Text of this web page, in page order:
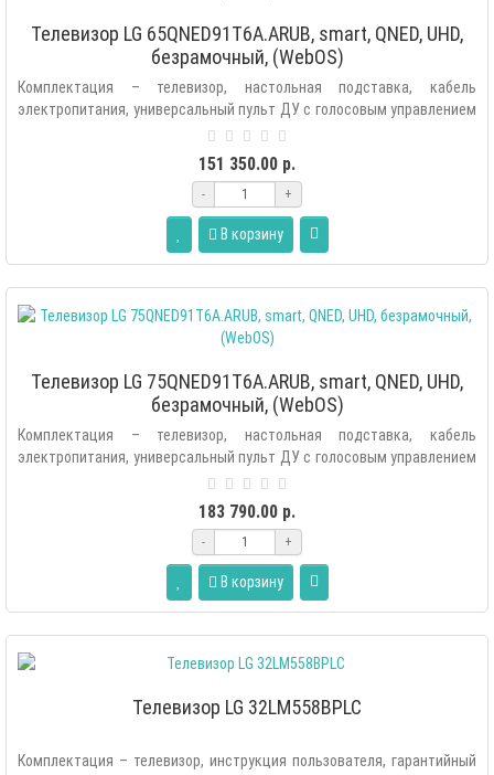
Телевизор LG 65QNED91T6A.ARUB, smart, QNED, UHD,
безрамочный, (WebOS)
Комплектация – телевизор, настольная подставка, кабель
электропитания, универсальный пульт ДУ с голосовым управлением
151 350.00 р.
- +
В корзину
Телевизор LG 75QNED91T6A.ARUB, smart, QNED, UHD,
безрамочный, (WebOS)
Комплектация – телевизор, настольная подставка, кабель
электропитания, универсальный пульт ДУ с голосовым управлением
183 790.00 р.
- +
В корзину
Телевизор LG 32LM558BPLC
Комплектация – телевизор, инструкция пользователя, гарантийный